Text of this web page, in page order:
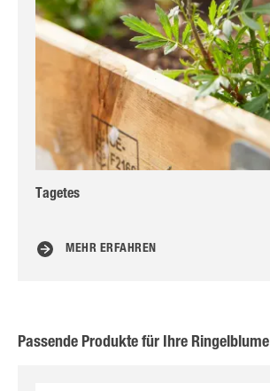
Tagetes
MEHR ERFAHREN
Passende Produkte für Ihre Ringelblume